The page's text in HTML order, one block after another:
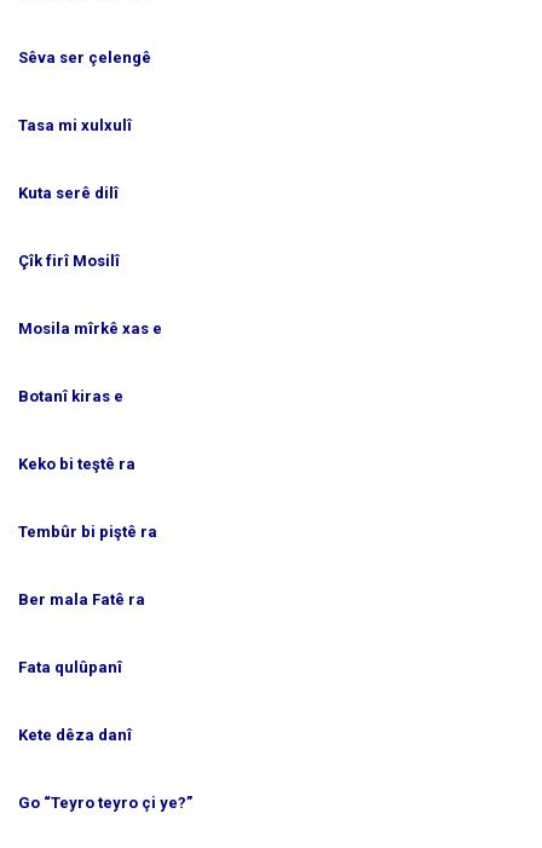
Sêva ser çelengê
Tasa mi xulxulî
Kuta serê dilî
Çîk firî Mosilî
Mosila mîrkê xas e
Botanî kiras e
Keko bi teştê ra
Tembûr bi piştê ra
Ber mala Fatê ra
Fata qulûpanî
Kete dêza danî
Go “Teyro teyro çi ye?”